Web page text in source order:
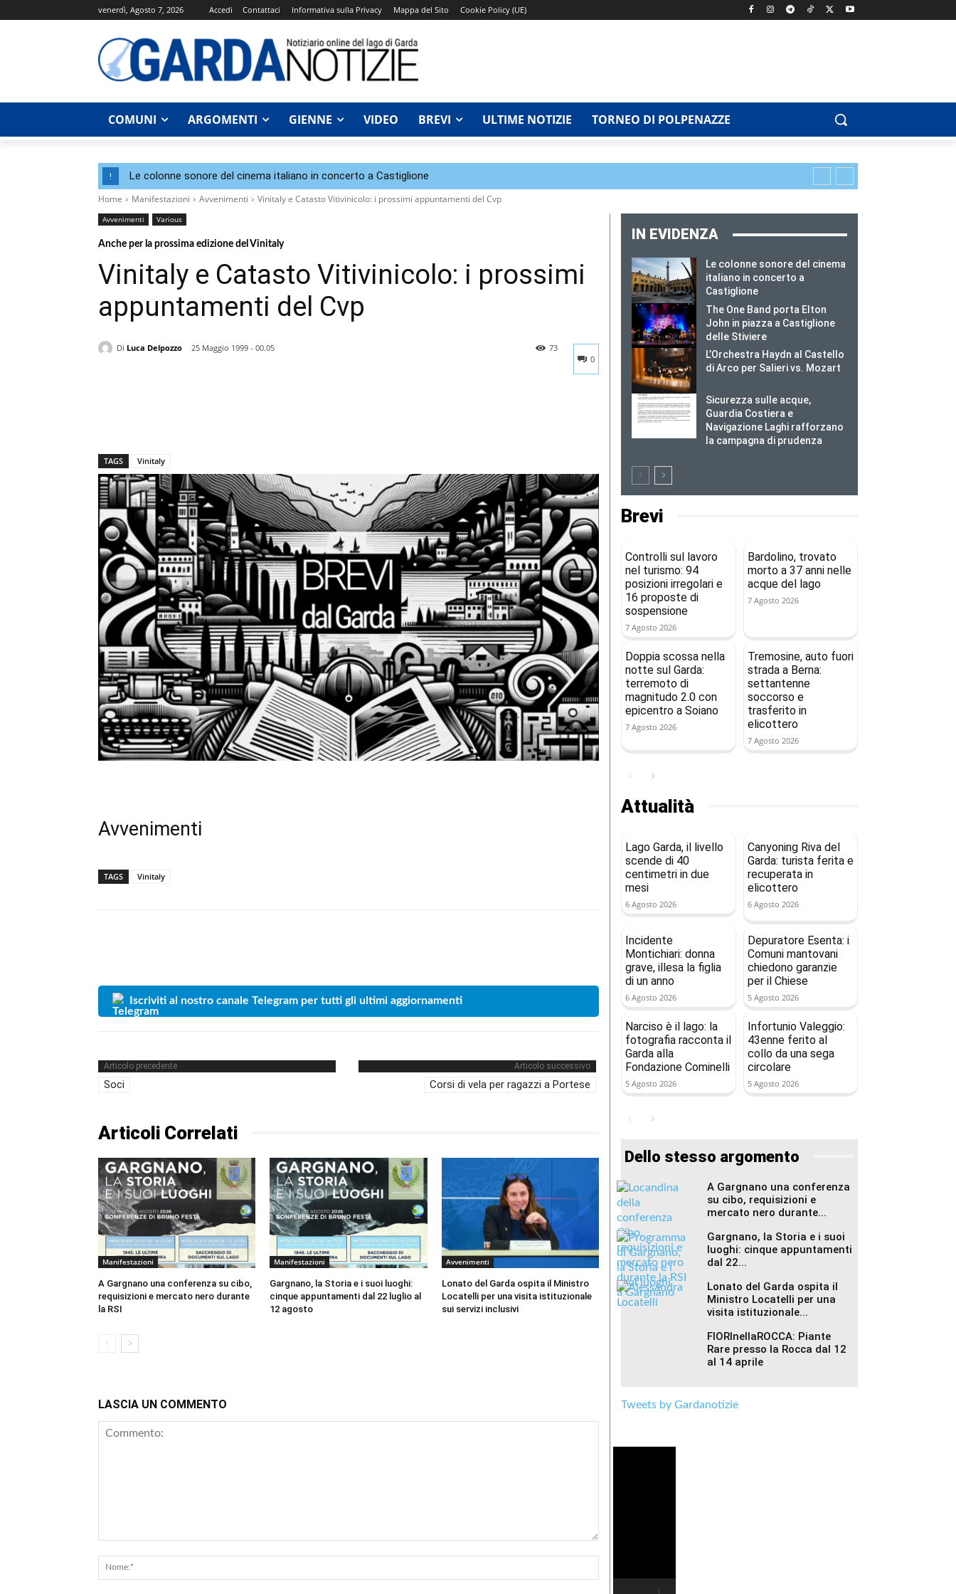
venerdì, Agosto 7, 2026 Accedi Contattaci Informativa sulla Privacy Mappa del Sito Cookie Policy (UE)
COMUNI ARGOMENTI GIENNE VIDEO BREVI ULTIME NOTIZIE TORNEO DI POLPENAZZE
! Le colonne sonore del cinema italiano in concerto a Castiglione
Home Manifestazioni Avvenimenti Vinitaly e Catasto Vitivinicolo: i prossimi appuntamenti del Cvp
Avvenimenti Various
Anche per la prossima edizione del Vinitaly
Vinitaly e Catasto Vitivinicolo: i prossimi
appuntamenti del Cvp
Di Luca Delpozzo
25 Maggio 1999 - 00.05
0
73
TAGS Vinitaly
Avvenimenti
TAGS Vinitaly
Iscriviti al nostro canale Telegram per tutti gli ultimi aggiornamenti
Articolo precedente
Soci
Articolo successivo
Corsi di vela per ragazzi a Portese
Articoli Correlati
Manifestazioni
A Gargnano una conferenza su cibo,
requisizioni e mercato nero durante
la RSI
Manifestazioni
Gargnano, la Storia e i suoi luoghi:
cinque appuntamenti dal 22 luglio al
12 agosto
Avvenimenti
Lonato del Garda ospita il Ministro
Locatelli per una visita istituzionale
sui servizi inclusivi
LASCIA UN COMMENTO
IN EVIDENZA
Le colonne sonore del cinema
italiano in concerto a
Castiglione
The One Band porta Elton
John in piazza a Castiglione
delle Stiviere
L’Orchestra Haydn al Castello
di Arco per Salieri vs. Mozart
Sicurezza sulle acque,
Guardia Costiera e
Navigazione Laghi rafforzano
la campagna di prudenza
Brevi
Controlli sul lavoro
nel turismo: 94
posizioni irregolari e
16 proposte di
sospensione
7 Agosto 2026
Bardolino, trovato
morto a 37 anni nelle
acque del lago
7 Agosto 2026
Doppia scossa nella
notte sul Garda:
terremoto di
magnitudo 2.0 con
epicentro a Soiano
7 Agosto 2026
Tremosine, auto fuori
strada a Berna:
settantenne
soccorso e
trasferito in
elicottero
7 Agosto 2026
Attualità
Lago Garda, il livello
scende di 40
centimetri in due
mesi
6 Agosto 2026
Canyoning Riva del
Garda: turista ferita e
recuperata in
elicottero
6 Agosto 2026
Incidente
Montichiari: donna
grave, illesa la figlia
di un anno
6 Agosto 2026
Depuratore Esenta: i
Comuni mantovani
chiedono garanzie
per il Chiese
5 Agosto 2026
Narciso è il lago: la
fotografia racconta il
Garda alla
Fondazione Cominelli
5 Agosto 2026
Infortunio Valeggio:
43enne ferito al
collo da una sega
circolare
5 Agosto 2026
Dello stesso argomento
A Gargnano una conferenza
su cibo, requisizioni e
mercato nero durante...
Gargnano, la Storia e i suoi
luoghi: cinque appuntamenti
dal 22...
Lonato del Garda ospita il
Ministro Locatelli per una
visita istituzionale...
FIORInellaROCCA: Piante
Rare presso la Rocca dal 12
al 14 aprile
Tweets by Gardanotizie